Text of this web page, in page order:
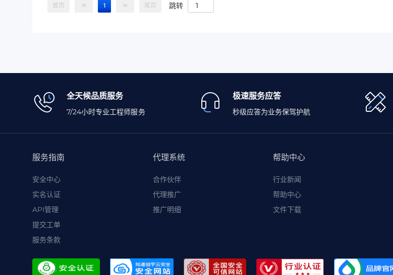
首页 1 尾页 跳转
全天候品质服务
7/24小时专业工程师服务
极速服务应答
秒级应答为业务保驾护航
服务指南
安全中心
实名认证
API管理
提交工单
服务条款
代理系统
合作伙伴
代理推广
推广明细
帮助中心
行业新闻
帮助中心
文件下载